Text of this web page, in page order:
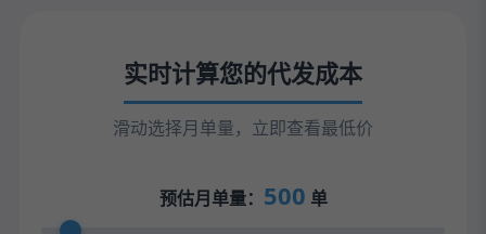
实时计算您的代发成本
滑动选择月单量，立即查看最低价
预估月单量： 500 单